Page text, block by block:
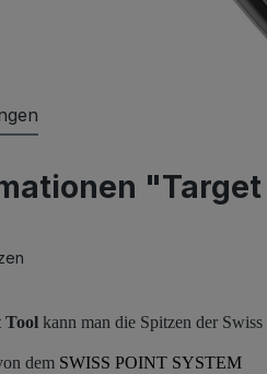
Tool kann man die Spitzen der
dem SWISS POINT SYSTEM